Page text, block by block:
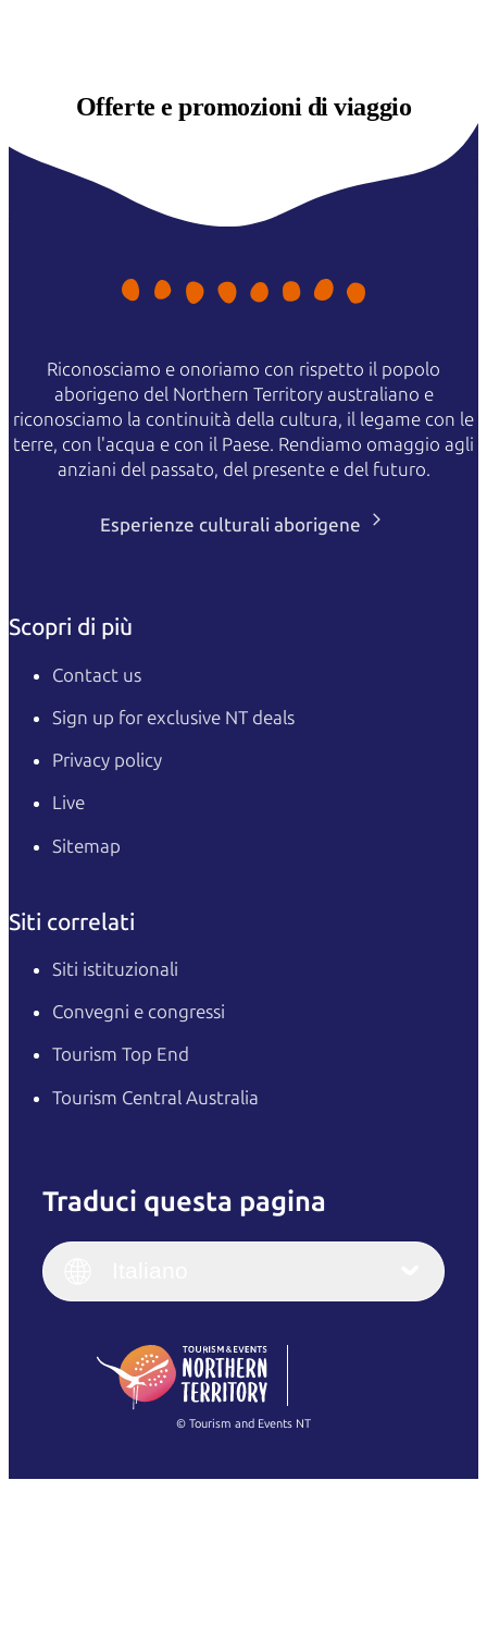
Offerte epromozioni di viaggio
Riconosciamo e onoriamo con rispetto il popolo
aborigeno del Northern Territory australiano e
riconosciamo la continuità della cultura, il legame con le
terre, con l'acqua e con il Paese. Rendiamo omaggio agli
anziani del passato, del presente e del futuro.
Esperienze culturali aborigene
Scopri di più
Contact us
Sign up for exclusive NT deals
Privacy policy
Live
Sitemap
Siti correlati
Siti istituzionali
Convegni e congressi
Tourism Top End
Tourism Central Australia
Traduci questa pagina
English
(Singapore)
Français
Italiano
繁體中文
© Tourism and Events NT